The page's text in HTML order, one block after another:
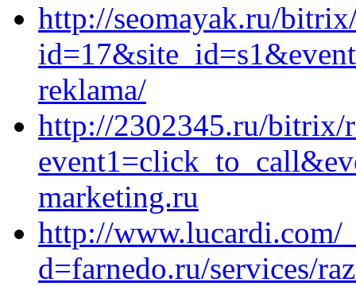
http://seomayak.ru/
reklama/
http://2302345.ru/bitrix/
marketing.ru
http://www.lucardi.com/
d=farnedo.ru/services/